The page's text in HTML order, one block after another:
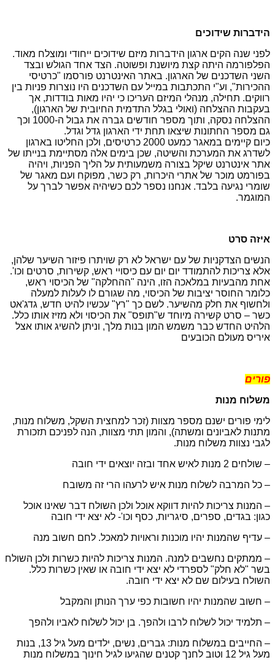
הידברות שידוכים
לפני שנה הקים ארגון הידברות מיזם שידוכים ייחודי ומוצלח מאוד.
הפלפורמה היתה קצת מיושנת ופשוטה. הצד אחד הגולש ובצד
השני השדכנים של הארגון. באתר האינטרנט פורסמו "כרטיסי
ההכירות", וע"י התכתבות במייל עם השדכנים היו נוצרות פניות בין
רווקים. תחילה, מנהלי המיזם העריכו כי יהיו מאות בודדות, אך
בעקבות ההצלחה (ואולי בגלל התדמית החיובית של הארגון),
ההצלחה נסקה, ותוך מספר חודשים גברה את גבול ה-1000 וכך
גם מספר החתונות שיצאו תחת ידי הארגון גדל וגדל.
כיום קיימים במאגר כמעט 2000 כרטיסים, ולכן החליטו בארגון
לשדרג את המערכת והשיטה, שכן בימים אלה מסתיימת בנייתו של
אתר אינטרנט שיקל בצורה משמעותית על הליך הפניות, ויהיה
בפורמט מוכר של אתרי היכרות, רק כשר, מפוקח ועם מאגר של
שומרי נגיעה בלבד. אנחנו נספר לכם כשיהיה אפשר לברך על
המוגמר.
איזה סרט
הנשים הצדקניות של עם ישראל לא רק שויתרו פיזור השיער שלהן,
אלא צריכות להתמודד יום יום עם כיסויי ראש, קשירות, סרטים וכו'.
אחת מהבעיות במלאכה הזו, הינה "ההחלקה" של הכיסוי ראש,
כלומר החוסר יציבות של הכיסוי, מה שגורם לו לעלות למעלה
ולחשוף את חלק מהשיער. לשם כך "רץ" עכשיו להיט חדש, גדג'אט
כשר – סרט קשירה מיוחד ש"תופס" את הכיסוי ולא מזיז אותו כלל.
הלהיט החדש כבר משמש המון בנות מלך, וניתן להשיג אותו אצל
איריס מעולם הכובעים
פורים
משלוח מנות
לימי פורים ישנם מספר מצוות (זכר למחצית השקל, משלוח מנות,
מתנות לאביונים ומשתה), והמון תתי מצוות, הנה לפניכם תזכורת
לגבי נצוות משלוח מנות.
– שולחים 2 מנות לאיש אחד ובזה יוצאים ידי חובה
– כל המרבה לשלוח מנות איש לרעהו הרי זה משובח
– המנות צריכות להיות דווקא אוכל ולכן השולח דבר שאינו אוכל
כגון: בגדים, ספרים, סיגריות, כסף וכו'- לא יצא ידי חובה
– עדיף שהמנות יהיו מוכנות וראויות למאכל. לחם חשוב מנה
– ממתקים נחשבים למנה. המנות צריכות להיות כשרות ולכן השולח
בשר "לא חלק" לספרדי לא יצא ידי חובה או שאין כשרות כלל.
השולח בעילום שם לא יצא ידי חובה.
– חשוב שהמנות יהיו חשובות כפי ערך הנותן והמקבל
– תלמיד יכול לשלוח לרבו ולהפך. בן יכול לשלוח לאביו ולהפך
– החייבים במשלוח מנות: גברים, נשים, ילדים מעל גיל 13, בנות
מעל גיל 12 וטוב לחנך קטנים שהגיעו לגיל חינוך במשלוח מנות